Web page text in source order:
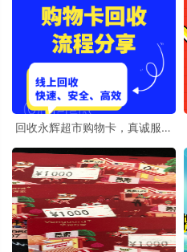
回收永辉超市购物卡，真诚服务